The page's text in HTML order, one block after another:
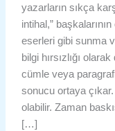
yazarların sıkça
intihal,”
eserleri gibi sunma
bilgi hırsızlığı
cümle veya
sonucu ortaya
olabilir. Zaman
[…]